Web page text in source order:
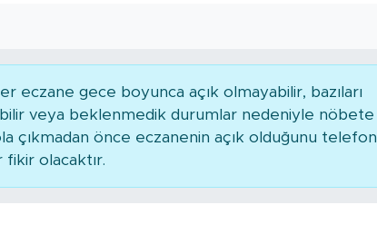
eczane gece boyunca açık olmayabilir, bazıları
veya beklenmedik durumlar nedeniyle nöbete
çıkmadan önce eczanenin açık olduğunu telefon
fikir olacaktır.